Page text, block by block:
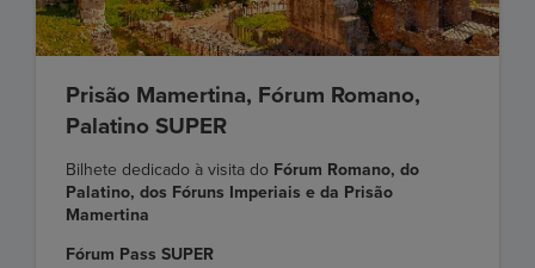
Prisão Mamertina, Fórum Romano,
Palatino SUPER
Bilhete dedicado à visita do Fórum Romano, do
Palatino, dos Fóruns Imperiais e da Prisão
Mamertina
Fórum Pass SUPER